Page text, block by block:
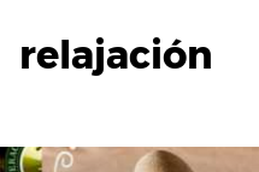
relajación